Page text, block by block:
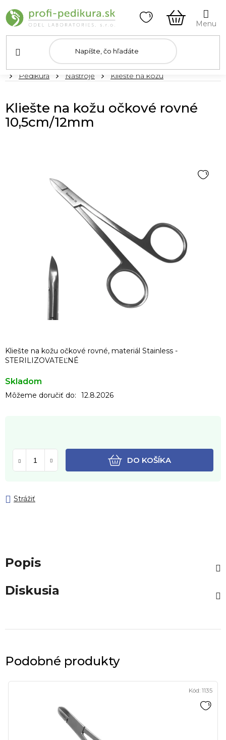
na
obsah
KOŠÍK
DomovPedikúra Nástroje Kliešte na kožu
Kliešte na kožu očkové rovné, materiál Stainless -
STERILIZOVATEĽNÉ
Skladom
Môžeme doručiť do: 12.8.2026
DO KOŠÍKA
Strážiť
Kliešte na kožu očkové rovné
10,5cm/12mm
Popis
Diskusia
Podobné produkty
Kód: 1135